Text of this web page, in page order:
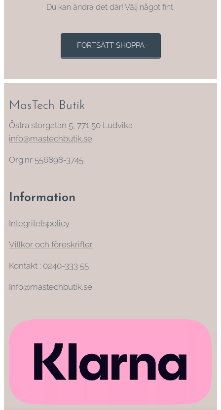
Du kan ändra det där! Välj något fint.
FORTSÄTT SHOPPA
MasTech Butik
Östra storgatan 5, 771 50 Ludvika
info@mastechbutik.se
Org.nr 556898-3745
Information
Integritetspolicy
Villkor och föreskrifter
Kontakt : 0240-333 55
Info@mastechbutik.se